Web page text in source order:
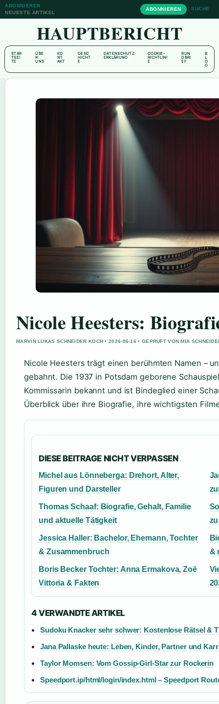
ABONNIEREN
NEUESTE ARTIKEL
ABONNIEREN SUCHE
HAUPTBERICHT
STAR
TSEI
TE
ÜBE
R
UNS
KO
NT
AKT
GESC
HICHT
E
DATENSCHUTZ
ERKLÄRUNG
COOKIE-
RICHTLINI
E
RUN
DBRI
EF
B
L
O
G
Nicole Heesters:
MARVIN LUKAS SCHNEIDER KOCH • 2026-06-16 • GEPRUFT VON MIA
Nicole Heesters trägt einen berühmten Namen –
gebahnt. Die 1937 in Potsdam geborene
Kommissarin bekannt und ist Bindeglied einer
Überblick über ihre Biografie, ihre wichtigsten
DIESE BEITRAGE NICHT VERPASSEN
Michel aus Lönneberga: Drehort, Alter,
Figuren und Darsteller
Thomas Schaaf: Biografie, Gehalt, Familie
und aktuelle Tätigkeit
Jessica Haller: Bachelor, Ehemann, Tochter
& Zusammenbruch
&
Boris Becker Tochter: Anna Ermakova, Zoë
Vittoria & Fakten
4 VERWANDTE ARTIKEL
Sudoku Knacker sehr schwer: Kostenlose Rätsel &
Jana Pallaske heute: Leben, Kinder, Partner und
Taylor Momsen: Vom Gossip-Girl-Star zur Rockerin
Speedport.ip/html/login/index.html – Speedport